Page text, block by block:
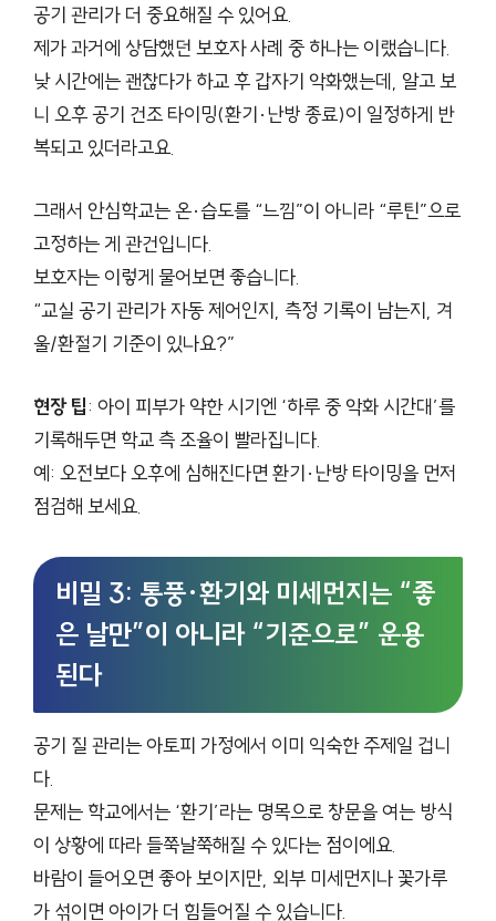
공기 관리가 더 중요해질 수 있어요.
제가 과거에 상담했던 보호자 사례 중 하나는 이랬습니다.
낮 시간에는 괜찮다가 하교 후 갑자기 악화했는데, 알고 보
니 오후 공기 건조 타이밍(환기·난방 종료)이 일정하게 반
복되고 있더라고요.
그래서 안심학교는 온·습도를 “느낌”이 아니라 “루틴”으로
고정하는 게 관건입니다.
보호자는 이렇게 물어보면 좋습니다.
“교실 공기 관리가 자동 제어인지, 측정 기록이 남는지, 겨
울/환절기 기준이 있나요?”
현장 팁: 아이 피부가 약한 시기엔 ‘하루 중 악화 시간대’를
기록해두면 학교 측 조율이 빨라집니다.
예: 오전보다 오후에 심해진다면 환기·난방 타이밍을 먼저
점검해 보세요.
비밀 3: 통풍·환기와 미세먼지는 “좋
은 날만”이 아니라 “기준으로” 운용
된다
공기 질 관리는 아토피 가정에서 이미 익숙한 주제일 겁니
다.
문제는 학교에서는 ‘환기’라는 명목으로 창문을 여는 방식
이 상황에 따라 들쭉날쭉해질 수 있다는 점이에요.
바람이 들어오면 좋아 보이지만, 외부 미세먼지나 꽃가루
가 섞이면 아이가 더 힘들어질 수 있습니다.